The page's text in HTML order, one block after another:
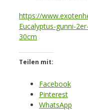
https://
Eucalyptus-gunni-
30cm
Teilen mit:
Facebook
Pinterest
WhatsApp